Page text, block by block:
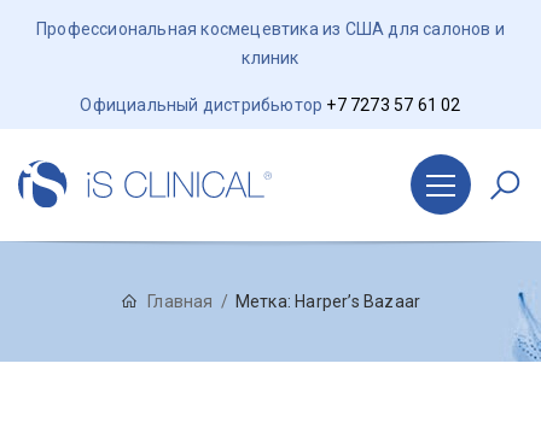
Профессиональная космецевтика из США для салонов и
клиник
Официальный дистрибьютор +7 7273 57 61 02
Главная Метка: Harper’s Bazaar